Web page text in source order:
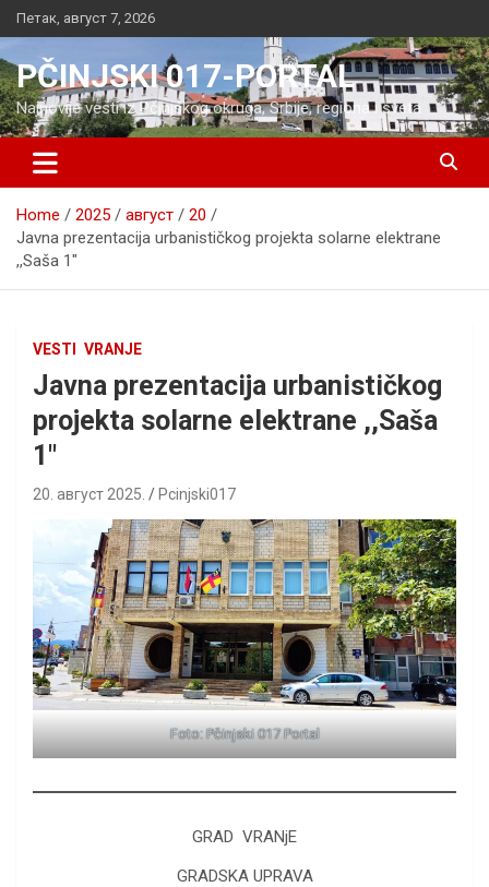
Skip
to
content
Петак, август 7, 2026
PČINJSKI 017-PORTAL
Najnovije vesti iz Pčinjskog okruga, Srbije, regiona i sveta
Home 2025 август
20
Javna prezentacija urbanističkog projekta solarne elektrane
,,Saša 1″
VESTI VRANJE
Javna prezentacija urbanističkog
projekta solarne elektrane ,,Saša
1″
20. август 2025. Pcinjski017
Foto: Pčinjski 017 Portal
GRAD VRANjE
GRADSKA UPRAVA